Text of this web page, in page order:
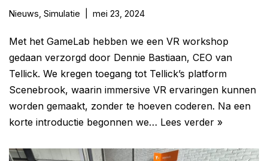
Nieuws Simulatie mei 23, 2024
Met het GameLab hebben we een VR workshop
gedaan verzorgd door Dennie Bastiaan, CEO van
Tellick. We kregen toegang tot Tellick’s platform
Scenebrook, waarin immersive VR ervaringen kunnen
worden gemaakt, zonder te hoeven coderen. Na een
korte introductie begonnen we… Lees verder »